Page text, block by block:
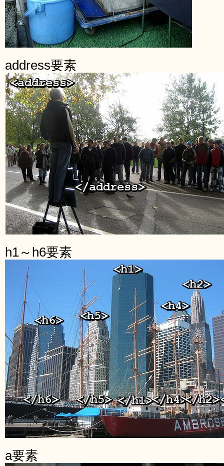
address要素
h1～h6要素
a要素